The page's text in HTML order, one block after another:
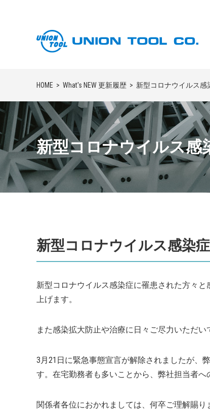
HOME What's NEW 更新履歴 新型コロナウイルス感
新型コロナウイルス感
新型コロナウイルス感染
新型コロナウイルス感染症に罹患された方々
上げます。
また感染拡大防止や治療に日々ご尽力いただ
3月21日に緊急事態宣言が解除されましたが、
す。在宅勤務者も多いことから、弊社担当者へ
関係者各位におかれましては、何卒ご理解賜り